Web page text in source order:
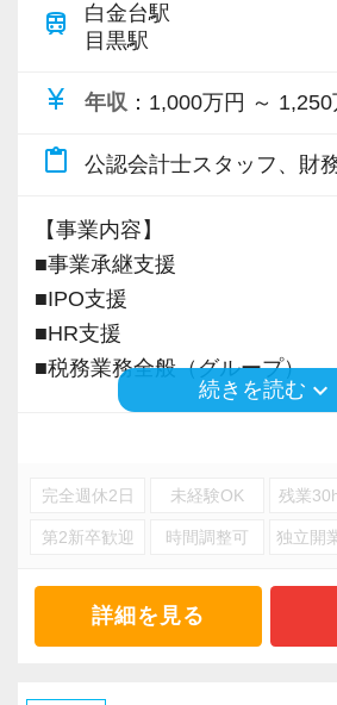
train
白金台駅
目黒駅
currency_yen 年収 ：1,000万円 ～ 1,250
content_paste 公認会計士スタッフ、財
【事業内容】
■事業承継支援
■IPO支援
■HR支援
■税務業務全般（グループ）
続きを読む keyboard_arrow_down
完全週休2日 未経験OK 残業
第2新卒歓迎 時間調整可 独立開
詳細を見る